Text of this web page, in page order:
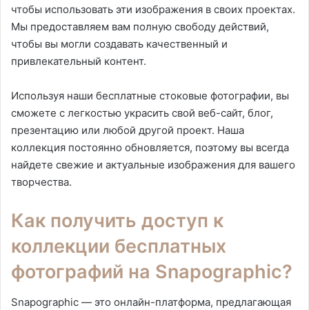
чтобы использовать эти изображения в своих проектах.
Мы предоставляем вам полную свободу действий,
чтобы вы могли создавать качественный и
привлекательный контент.
Используя наши бесплатные стоковые фотографии, вы
сможете с легкостью украсить свой веб-сайт, блог,
презентацию или любой другой проект. Наша
коллекция постоянно обновляется, поэтому вы всегда
найдете свежие и актуальные изображения для вашего
творчества.
Как получить доступ к
коллекции бесплатных
фотографий на Snapographic?
Snapographic — это онлайн-платформа, предлагающая